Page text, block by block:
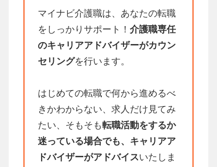
マイナビ介護職は、あなたの転職
をしっかりサポート！ 介護職専任
のキャリアアドバイザーがカウン
セリングを行います。
はじめての転職で何から進めるべ
きかわからない、求人だけ見てみ
たい、そもそも転職活動をするか
迷っている場合でも、キャリアア
ドバイザーがアドバイスいたしま